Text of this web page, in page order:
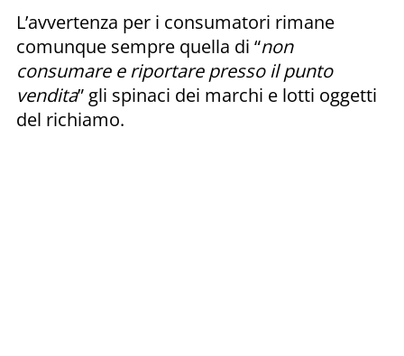
L’avvertenza per i consumatori rimane
comunque sempre quella di “non
consumare e riportare presso il punto
vendita” gli spinaci dei marchi e lotti oggetti
del richiamo.